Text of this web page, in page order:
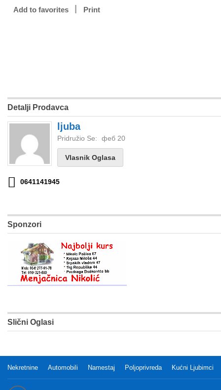
Add to favorites Print
Detalji Prodavca
ljuba
Pridružio Se: феб 20
Vlasnik Oglasa
0641141945
Sponzori
Slični Oglasi
Nekretnine Automobili Namestaj Poljoprivreda Kućni Ljubimci